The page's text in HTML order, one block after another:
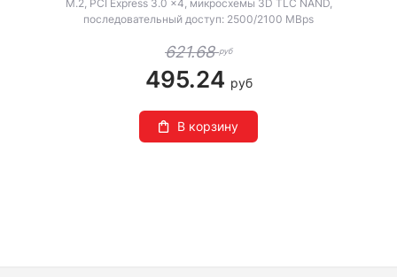
M.2, PCI Express 3.0 x4, микросхемы 3D TLC NAND,
последовательный доступ: 2500/2100 MBps
621.68руб
495.24 руб
В корзину